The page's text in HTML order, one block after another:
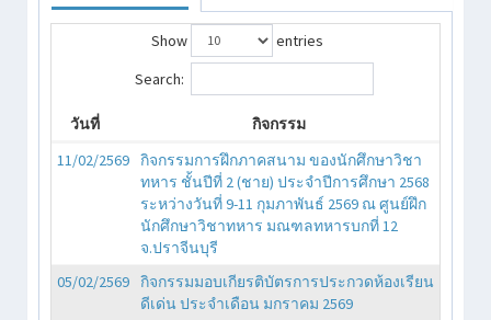
Show
entries
Search:
วันที่
กิจกรรม
11/02/2569 กิจกรรมการฝึกภาคสนาม ของนักศึกษาวิชา
ทหาร ชั้นปีที่ 2 (ชาย) ประจำปีการศึกษา 2568
ระหว่างวันที่ 9-11 กุมภาพันธ์ 2569 ณ ศูนย์ฝึก
นักศึกษาวิชาทหาร มณฑลทหารบกที่ 12
จ.ปราจีนบุรี
05/02/2569 กิจกรรมมอบเกียรติบัตรการประกวดห้องเรียน
ดีเด่น ประจำเดือน มกราคม 2569